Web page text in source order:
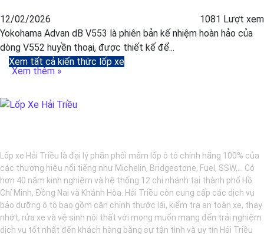
12/02/2026
1081 Lượt xem
Yokohama Advan dB V553 là phiên bản kế nhiệm hoàn hảo của
dòng V552 huyền thoại, được thiết kế để...
Xem thêm »
Xem tất cả kiến thức lốp xe
Lốp xe Hải Triều là đại lý phân phối mâm lốp ô tô chính hãng 100% của
các thương hiệu nổi tiếng như Michelin, Bridgestone, Fuel, SSW,... Có
hơn 40 năm kinh nghiệm và hệ thống 12 chi nhánh tại thành phố Hồ
Chí Minh, Đồng Nai và Khánh Hòa. Hải Triều còn cung cấp các dịch vụ
bảo dưỡng ô tô bao gồm cân chỉnh thước lái, kiểm tra an toàn xe, thay
nhớt, rửa xe và vệ sinh nội thất với mong muốn mang đến trải nghiệm
dịch vụ tốt nhất đến khách hàng bằng sự tận tình và uy tín Hải Triều